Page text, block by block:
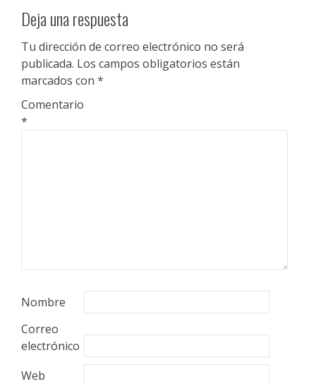
Deja una respuesta
Tu dirección de correo electrónico no será
publicada. Los campos obligatorios están
marcados con *
Comentario
*
Nombre
Correo
electrónico
Web